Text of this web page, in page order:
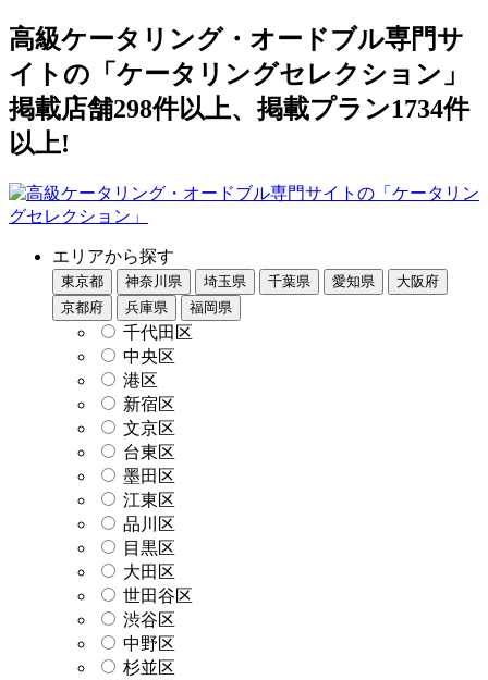
高級ケータリング・オードブル専門サ
イトの「ケータリングセレクション」
掲載店舗298件以上、掲載プラン1734件
以上!
エリアから探す
東京都 神奈川県 埼玉県 千葉県 愛知県
大阪府
京都府
兵庫県 福岡県
千代田区
中央区
港区
新宿区
文京区
台東区
墨田区
江東区
品川区
目黒区
大田区
世田谷区
渋谷区
中野区
杉並区